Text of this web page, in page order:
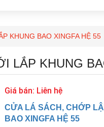
KHUNG BAO XINGFA HỆ 55
LẮP KHUNG
Giá bán: Liên hệ
CỬA LÁ SÁCH, CHỚP
BAO XINGFA HỆ 55